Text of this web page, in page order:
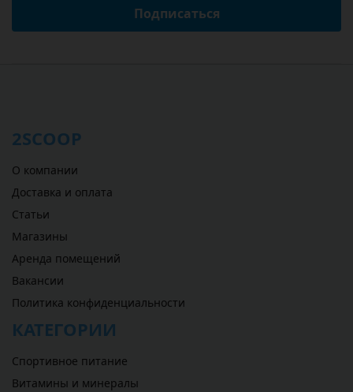
Подписаться
2SCOOP
О компании
Доставка и оплата
Статьи
Магазины
Аренда помещений
Вакансии
Политика конфиденциальности
КАТЕГОРИИ
Спортивное питание
Витамины и минералы